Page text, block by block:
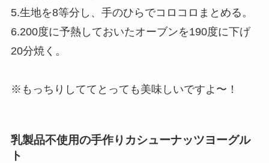
5.生地を8等分し、手のひらでコロコロまとめる。
6.200度に予熱しておいたオーブンを190度に下げ
20分焼く。
※もっちりしててとっても美味しいですよ〜！
乳製品不使用の手作りカシューナッツヨーグル
ト